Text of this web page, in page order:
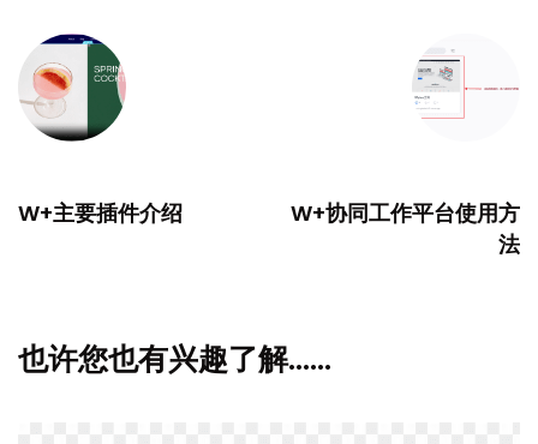
W+主要插件介绍
W+协同工作平台使用方
法
也许您也有兴趣了解……